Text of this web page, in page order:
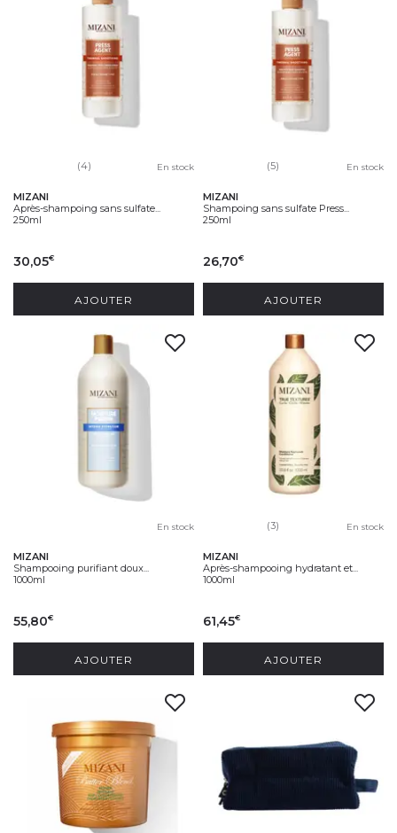
(4) En stock
MIZANI
Après-shampoing sans sulfate...
250ml
30,05€
AJOUTER
(5) En stock
MIZANI
Shampoing sans sulfate Press...
250ml
26,70€
AJOUTER
En stock
MIZANI
Shampooing purifiant doux...
1000ml
55,80€
AJOUTER
(3) En stock
MIZANI
Après-shampooing hydratant et...
1000ml
61,45€
AJOUTER